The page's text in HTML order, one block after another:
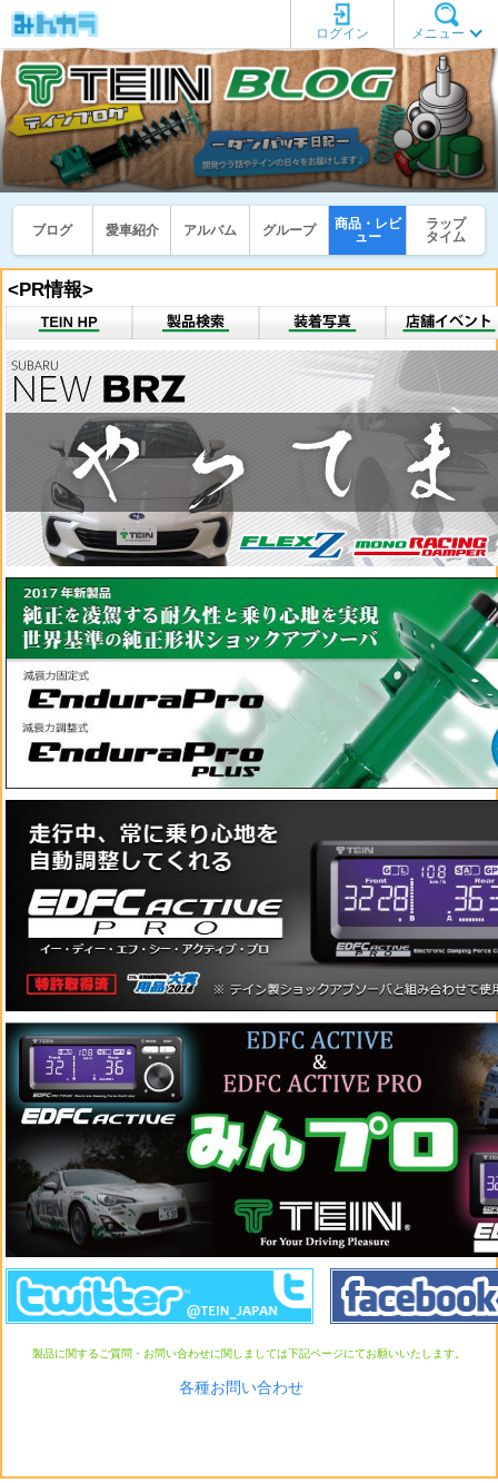
メニュー
ログイン
ブログ 愛車紹介 アルバム グループ
商品・レビ
ュー
ラップ
タイム
<PR情報>
製品に関するご質問・お問い合わせに関しましては下記ページにてお願いいたします。
各種お問い合わせ